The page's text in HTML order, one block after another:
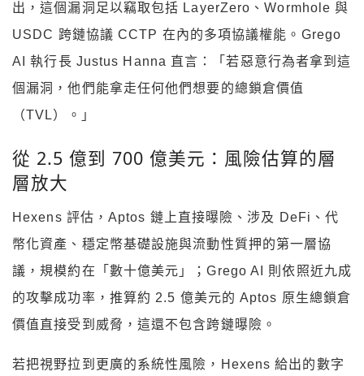
出，這個漏洞足以竊取包括 LayerZero、Wormhole 與
USDC 跨鏈協議 CCTP 在內的多項協議權能。Grego
AI 執行長 Justus Hanna 直言：「若惡意行為者拿到這
個漏洞，他們能拿走任何他們想要的總鎖倉價值
（TVL）。」
從 2.5 億到 700 億美元：風險估算的層
層放大
Hexens 評估，Aptos 鏈上直接曝險、涉及 DeFi、代
幣化資產、穩定幣基礎設施與流動性質押的第一層協
議，規模約在「數十億美元」；Grego AI 則依照近九成
的攻擊成功率，推算約 2.5 億美元的 Aptos 原生總鎖倉
價值直接受到威脅，這還不包含跨鏈曝險。
若把視野拉到更廣的系統性風險，Hexens 給出的數字